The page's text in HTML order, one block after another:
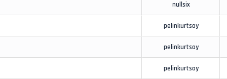
nullsix
pelinkurtsoy
pelinkurtsoy
pelinkurtsoy